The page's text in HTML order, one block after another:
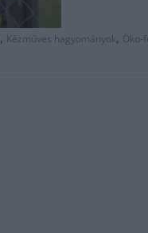
, Kézműves hagyományok, Öko-